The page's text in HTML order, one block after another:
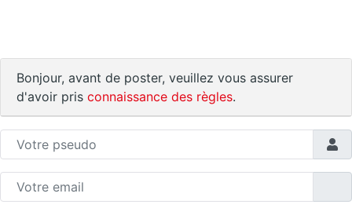
Bonjour, avant de poster, veuillez vous assurer
d'avoir pris connaissance des règles.